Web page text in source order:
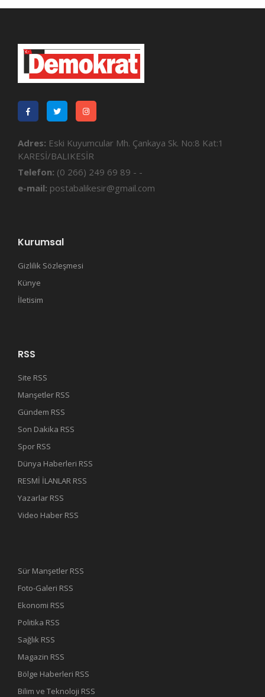
Adres: Eski Kuyumcular Mh. Çankaya Sk. No:8 Kat:1
KARESİ/BALIKESİR
Telefon: (0 266) 249 69 89 - -
e-mail: postabalikesir@gmail.com
Kurumsal
Gizlilik Sözleşmesi
Künye
İletisim
RSS
Site RSS
Manşetler RSS
Gündem RSS
Son Dakika RSS
Spor RSS
Dünya Haberleri RSS
RESMİ İLANLAR RSS
Yazarlar RSS
Video Haber RSS
Sür Manşetler RSS
Foto-Galeri RSS
Ekonomi RSS
Politika RSS
Sağlık RSS
Magazin RSS
Bölge Haberleri RSS
Bilim ve Teknoloji RSS